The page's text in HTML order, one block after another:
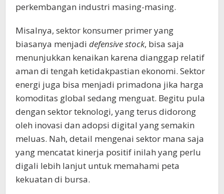
perkembangan industri masing-masing.
Misalnya, sektor konsumer primer yang
biasanya menjadi defensive stock, bisa saja
menunjukkan kenaikan karena dianggap relatif
aman di tengah ketidakpastian ekonomi. Sektor
energi juga bisa menjadi primadona jika harga
komoditas global sedang menguat. Begitu pula
dengan sektor teknologi, yang terus didorong
oleh inovasi dan adopsi digital yang semakin
meluas. Nah, detail mengenai sektor mana saja
yang mencatat kinerja positif inilah yang perlu
digali lebih lanjut untuk memahami peta
kekuatan di bursa.